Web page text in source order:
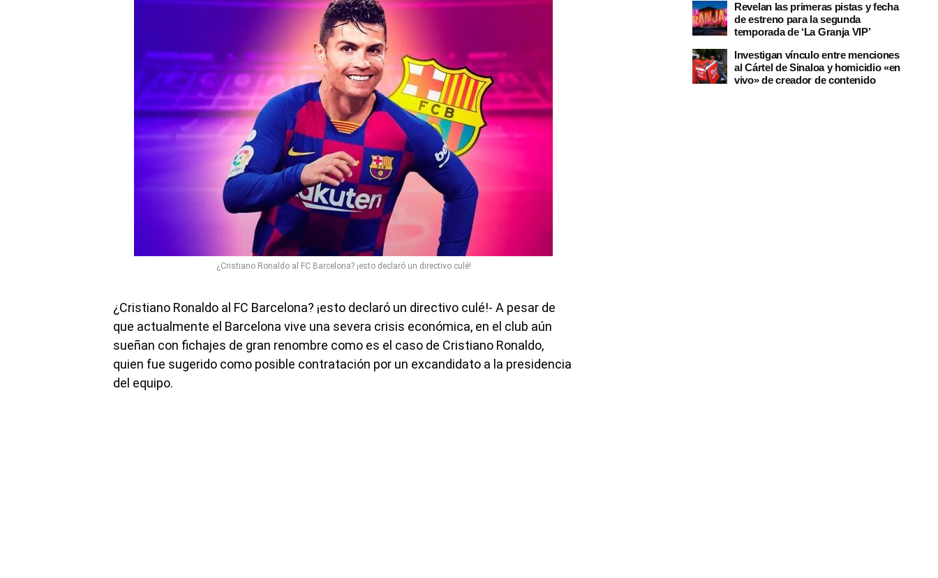
¿Cristiano Ronaldo al FC Barcelona? ¡esto declaró un directivo culé!
¿Cristiano Ronaldo al FC Barcelona? ¡esto declaró un directivo culé!- A pesar de
que actualmente el Barcelona vive una severa crisis económica, en el club aún
sueñan con fichajes de gran renombre como es el caso de Cristiano Ronaldo,
quien fue sugerido como posible contratación por un excandidato a la presidencia
del equipo.
Revelan las primeras pistas y fecha
de estreno para la segunda
temporada de ‘La Granja VIP’
Investigan vínculo entre menciones
al Cártel de Sinaloa y homicidio «en
vivo» de creador de contenido